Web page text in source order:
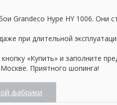
Grandeco Hype HY 1006. Они
при длительной
«Купить» и заполните
Приятного шопинга!
фабрики